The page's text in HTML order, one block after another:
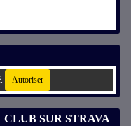
Autoriser
SUR STRAVA